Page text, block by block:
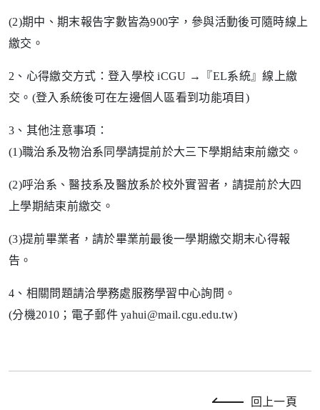
(2)期中、期末報告字數皆為900字，參與活動後可隨時線上
繳交。
2、心得繳交方式：登入學校 iCGU →『EL系統』線上繳
交。(登入系統後可在左邊個人區看到功能項目)
3、其他注意事項：
(1)職治系及物治系同學請提前於大三下學期結束前繳交。
(2)呼治系、醫技系及醫放系於校外實習者，請提前於大四
上學期結束前繳交。
(3)提前畢業者，請於畢業前最後一學期繳交期末心得報
告。
4、相關問題請洽學務處服務學習中心詢問。
(分機2010；電子郵件 yahui@mail.cgu.edu.tw)
回上一頁